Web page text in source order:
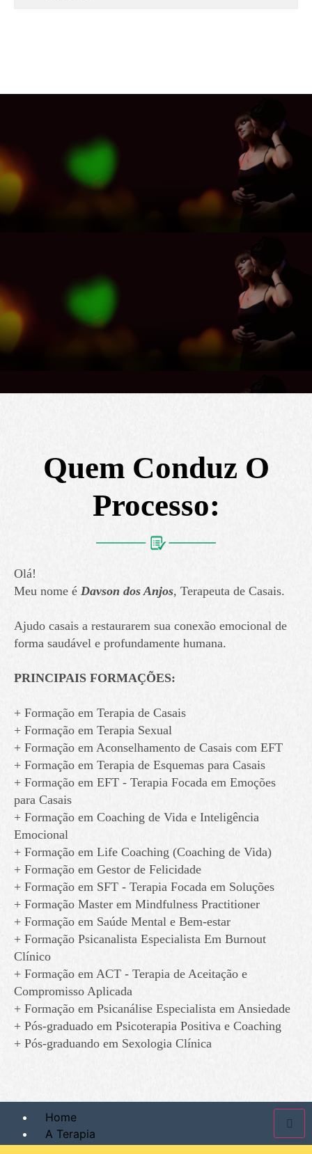
Quem Conduz O
Processo:
Olá!
Meu nome é Davson dos Anjos, Terapeuta de Casais.
Ajudo casais a restaurarem sua conexão emocional de
forma saudável e profundamente humana.
PRINCIPAIS FORMAÇÕES:
+ Formação em Terapia de Casais
+ Formação em Terapia Sexual
+ Formação em Aconselhamento de Casais com EFT
+ Formação em Terapia de Esquemas para Casais
+ Formação em EFT - Terapia Focada em Emoções
para Casais
+ Formação em Coaching de Vida e Inteligência
Emocional
+ Formação em Life Coaching (Coaching de Vida)
+ Formação em Gestor de Felicidade
+ Formação em SFT - Terapia Focada em Soluções
+ Formação Master em Mindfulness Practitioner
+ Formação em Saúde Mental e Bem-estar
+ Formação Psicanalista Especialista Em Burnout
Clínico
+ Formação em ACT - Terapia de Aceitação e
Compromisso Aplicada
+ Formação em Psicanálise Especialista em Ansiedade
+ Pós-graduado em Psicoterapia Positiva e Coaching
+ Pós-graduando em Sexologia Clínica
Home
A Terapia